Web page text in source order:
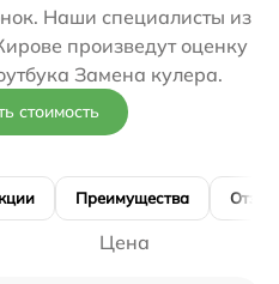
Наши специалисты из
произведут оценку
Замена кулера.
стоимость
Преимущества
Цена